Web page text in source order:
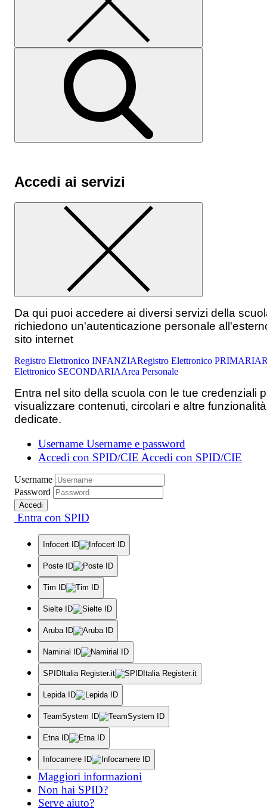
Accedi ai servizi
Da qui puoi accedere ai diversi servizi della
richiedono un'autenticazione personale
sito internet
Registro Elettronico INFANZIARegistro Elettronico PRIMARIA
Elettronico SECONDARIAArea Personale
Entra nel sito della scuola con le tue credenziali
visualizzare contenuti, circolari e altre
dedicate.
Username Username e password
Accedi con SPID/CIE Accedi con SPID/CIE
Username
Password
Accedi
Entra con SPID
Infocert ID
Poste ID
Tim ID
Sielte ID
Aruba ID
Namirial ID
SPIDItalia Register.it
Lepida ID
TeamSystem ID
Etna ID
Infocamere ID
Maggiori informazioni
Non hai SPID?
Serve aiuto?